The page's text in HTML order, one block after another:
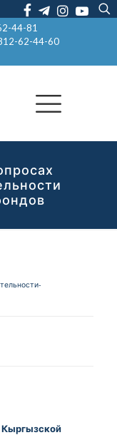
44-81
62-44-60
Кыргызской